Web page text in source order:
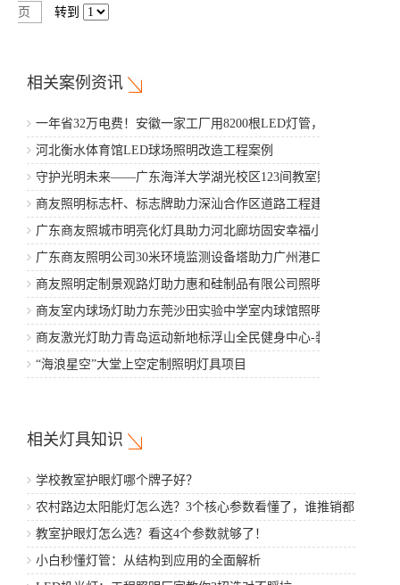
页 转到
相关案例资讯
一年省32万电费！安徽一家工厂用8200根LED灯管，5年省
出一辆豪车
河北衡水体育馆LED球场照明改造工程案例
守护光明未来——广东海洋大学湖光校区123间教室照明改
造工程案例
商友照明标志杆、标志牌助力深汕合作区道路工程建设
广东商友照城市明亮化灯具助力河北廊坊固安幸福小区项
目建设
广东商友照明公司30米环境监测设备塔助力广州港口工程
商友照明定制景观路灯助力惠和硅制品有限公司照明亮化
建设
商友室内球场灯助力东莞沙田实验中学室内球馆照明工程
项目
商友激光灯助力青岛运动新地标浮山全民健身中心-装修工
程
“海浪星空”大堂上空定制照明灯具项目
相关灯具知识
学校教室护眼灯哪个牌子好？
农村路边太阳能灯怎么选？3个核心参数看懂了，谁推销都
不怕
教室护眼灯怎么选？看这4个参数就够了！
小白秒懂灯管：从结构到应用的全面解析